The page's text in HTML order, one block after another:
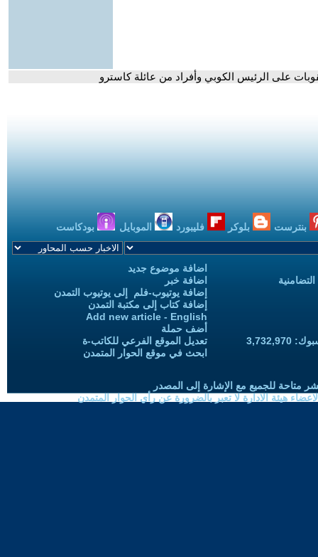
على الرئيس الكوبي وأفراد من عائلة كاسترو
بنترست بلوكر فليبورد الموبايل بودكاست
اضافة موضوع جديد
اضافة خبر
إضافة يوتيوب-فلم إلى يوتيوب التمدن
إضافة كتاب إلى مكتبة التمدن
Add new article - English
أضف حملة
تعديل الموقع الفرعي للكاتب-ة
ابحث في موقع الحوار المتمدن
متاحة للجميع مع الإشارة إلى المصدر
هيئة الادارة لا تعبر بالضرورة عن رأي الحوار المتمدن